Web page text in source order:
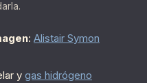
: Alistair Symon
y gas hidrógeno